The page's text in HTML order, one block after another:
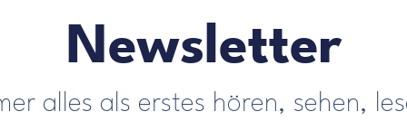
Newsletter
alles als erstes hören, sehen,